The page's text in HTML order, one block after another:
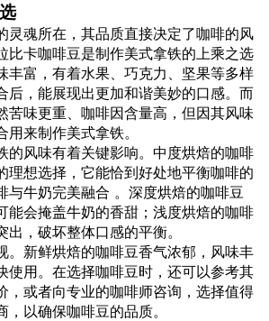
灵魂所在，其品质直接决定了咖啡的风
比卡咖啡豆是制作美式拿铁的上乘之选
丰富，有着水果、巧克力、坚果等多样
后，能展现出更加和谐美妙的口感。而
苦味更重、咖啡因含量高，但因其风味
来制作美式拿铁。
的风味有着关键影响。中度烘焙的咖啡
理想选择，它能恰到好处地平衡咖啡的
与牛奶完美融合 。深度烘焙的咖啡豆
能会掩盖牛奶的香甜；浅度烘焙的咖啡
，破坏整体口感的平衡。
。新鲜烘焙的咖啡豆香气浓郁，风味丰
使用。在选择咖啡豆时，还可以参考其
，或者向专业的咖啡师咨询，选择值得
以确保咖啡豆的品质。